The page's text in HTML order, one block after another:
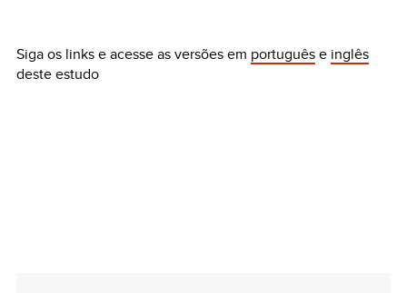
Siga os links e acesse as versões em portuguêse inglês
deste estudo